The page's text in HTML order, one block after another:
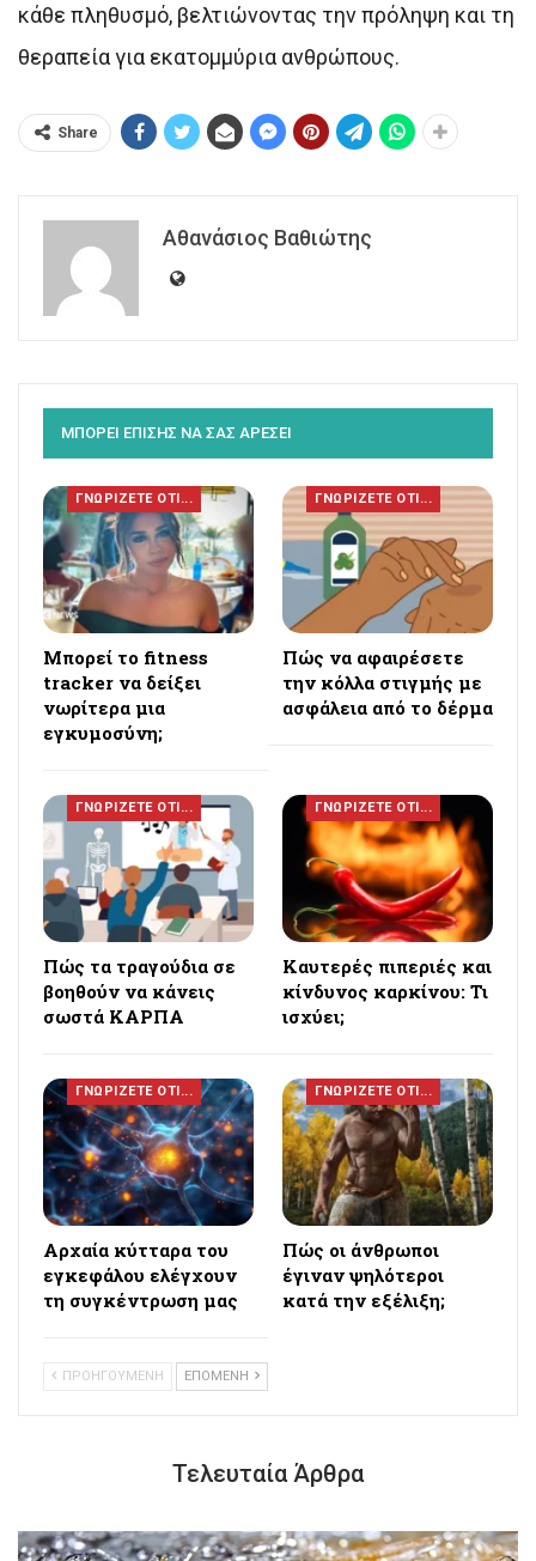
κάθε πληθυσμό, βελτιώνοντας την πρόληψη και τη
θεραπεία για εκατομμύρια ανθρώπους.
Share
Αθανάσιος Βαθιώτης
ΜΠΟΡΕΙ ΕΠΙΣΗΣ ΝΑ ΣΑΣ ΑΡΕΣΕΙ
ΓΝΩΡΙΖΕΤΕ ΟΤΙ...
Μπορεί το fitness
tracker να δείξει
νωρίτερα μια
εγκυμοσύνη;
ΓΝΩΡΙΖΕΤΕ ΟΤΙ...
Πώς να αφαιρέσετε
την κόλλα στιγμής με
ασφάλεια από το δέρμα
ΓΝΩΡΙΖΕΤΕ ΟΤΙ...
Πώς τα τραγούδια σε
βοηθούν να κάνεις
σωστά ΚΑΡΠΑ
ΓΝΩΡΙΖΕΤΕ ΟΤΙ...
Καυτερές πιπεριές και
κίνδυνος καρκίνου: Τι
ισχύει;
ΓΝΩΡΙΖΕΤΕ ΟΤΙ...
Αρχαία κύτταρα του
εγκεφάλου ελέγχουν
τη συγκέντρωση μας
ΓΝΩΡΙΖΕΤΕ ΟΤΙ...
Πώς οι άνθρωποι
έγιναν ψηλότεροι
κατά την εξέλιξη;
ΠΡΟΗΓΟΥΜΕΝΗ ΕΠΟΜΕΝΗ
Τελευταία Άρθρα